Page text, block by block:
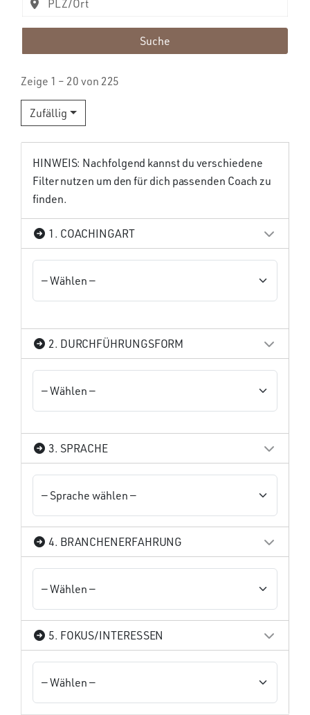
Suche
Zeige 1 – 20 von 225
Zufällig
HINWEIS: Nachfolgend kannst du verschiedene
Filter nutzen um den für dich passenden Coach zu
finden.
1. COACHINGART
2. DURCHFÜHRUNGSFORM
3. SPRACHE
4. BRANCHENERFAHRUNG
5. FOKUS/INTERESSEN